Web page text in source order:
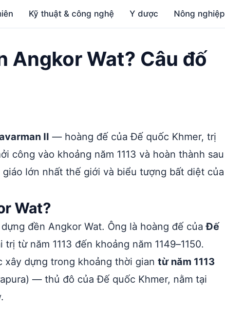
Kỹ thuật & công nghệ Y dược Nông nghiệp
Angkor Wat? Câu đố
II — hoàng đế của Đế quốc Khmer, trị
công vào khoảng năm 1113 và hoàn thành sau
lớn nhất thế giới và biểu tượng bất diệt của
Wat?
đền Angkor Wat. Ông là hoàng đế củaĐế
từ năm 1113 đến khoảng năm 1149–1150.
xây dựng trong khoảng thời gian từ năm 1113
— thủ đô của Đế quốc Khmer, nằm tại